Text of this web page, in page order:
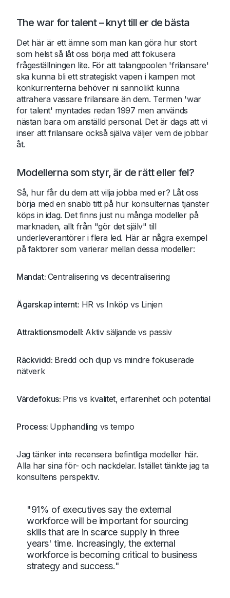
The war for talent – knyt till er de bästa
Det här är ett ämne som man kan göra hur stort
som helst så låt oss börja med att fokusera
frågeställningen lite. För att talangpoolen 'frilansare'
ska kunna bli ett strategiskt vapen i kampen mot
konkurrenterna behöver ni sannolikt kunna
attrahera vassare frilansare än dem. Termen 'war
for talent' myntades redan 1997 men används
nästan bara om anställd personal. Det är dags att vi
inser att frilansare också själva väljer vem de jobbar
åt.
Modellerna som styr, är de rätt eller fel?
Så, hur får du dem att vilja jobba med er? Låt oss
börja med en snabb titt på hur konsulternas tjänster
köps in idag. Det finns just nu många modeller på
marknaden, allt från "gör det själv" till
underleverantörer i flera led. Här är några exempel
på faktorer som varierar mellan dessa modeller:
Mandat: Centralisering vs decentralisering
Ägarskap internt: HR vs Inköp vs Linjen
Attraktionsmodell: Aktiv säljande vs passiv
Räckvidd: Bredd och djup vs mindre fokuserade
nätverk
Värdefokus: Pris vs kvalitet, erfarenhet och potential
Process: Upphandling vs tempo
Jag tänker inte recensera befintliga modeller här.
Alla har sina för- och nackdelar. Istället tänkte jag ta
konsultens perspektiv.
"91% of executives say the external
workforce will be important for sourcing
skills that are in scarce supply in three
years' time. Increasingly, the external
workforce is becoming critical to business
strategy and success."